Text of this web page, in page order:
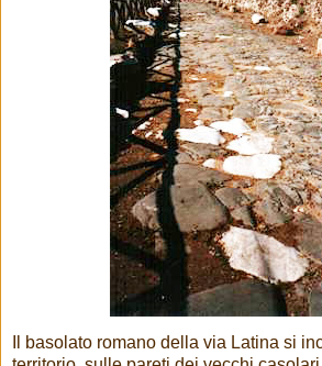
Il basolato romano della via Latina si